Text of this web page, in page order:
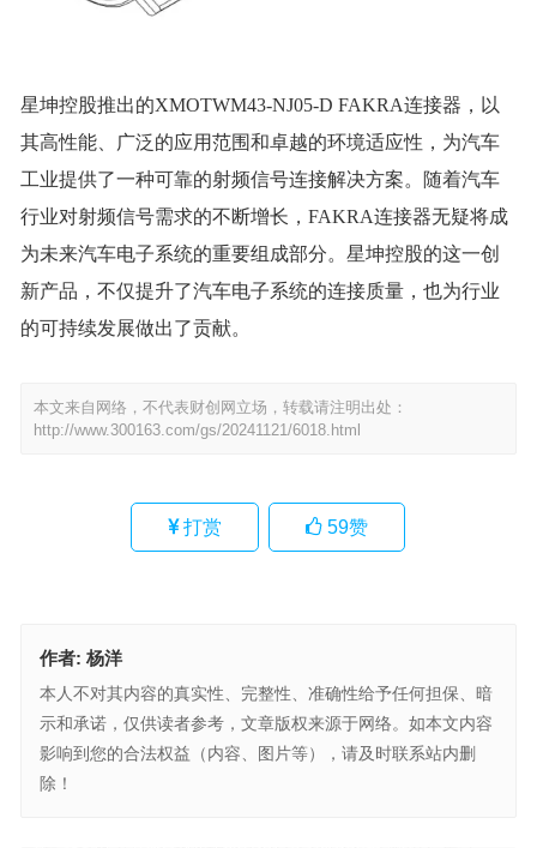
星坤控股推出的XMOTWM43-NJ05-D FAKRA连接器，以
其高性能、广泛的应用范围和卓越的环境适应性，为汽车
工业提供了一种可靠的射频信号连接解决方案。随着汽车
行业对射频信号需求的不断增长，FAKRA连接器无疑将成
为未来汽车电子系统的重要组成部分。星坤控股的这一创
新产品，不仅提升了汽车电子系统的连接质量，也为行业
的可持续发展做出了贡献。
本文来自网络，不代表财创网立场，转载请注明出处：
http://www.300163.com/gs/20241121/6018.html
打赏 59赞
作者: 杨洋
本人不对其内容的真实性、完整性、准确性给予任何担保、暗
示和承诺，仅供读者参考，文章版权来源于网络。如本文内容
影响到您的合法权益（内容、图片等），请及时联系站内删
除！